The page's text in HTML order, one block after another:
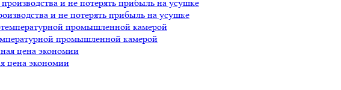
и не потерять прибыль на усушке
промышленной камерой
цена экономии